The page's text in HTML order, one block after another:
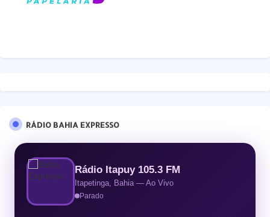
RÁDIO BAHIA EXPRESSO
Rádio Itapuy 105.3 FM
Itapetinga, Bahia — Ao Vivo
Parado